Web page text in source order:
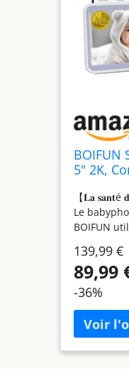
BOIFUN
5" 2K,
Lumière
Pleurs/
【𝐋𝐚 𝐬𝐚𝐧𝐭é
Le
BOIFUN
mode
continue,
ondes.
pour toute
𝐜𝐫𝐢𝐞𝐬 𝐞𝐭
camera
139,99 €
89,99
-36%